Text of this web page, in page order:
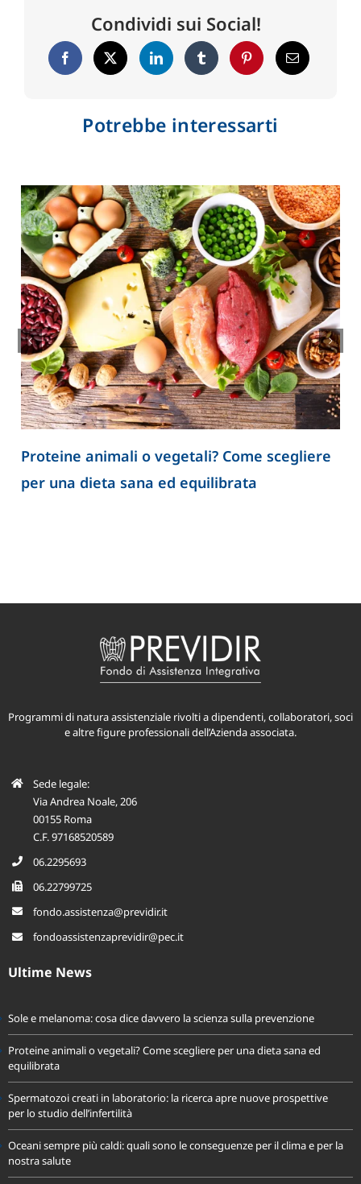
Condividi sui Social!
Potrebbe interessarti
Proteine animali o vegetali? Come scegliere
per una dieta sana ed equilibrata
Programmi di natura assistenziale rivolti a dipendenti, collaboratori, soci
e altre figure professionali dell’Azienda associata.
Sede legale:
Via Andrea Noale, 206
00155 Roma
C.F. 97168520589
06.2295693
06.22799725
fondo.assistenza@previdir.it
fondoassistenzaprevidir@pec.it
Ultime News
Sole e melanoma: cosa dice davvero la scienza sulla prevenzione
Proteine animali o vegetali? Come scegliere per una dieta sana ed
equilibrata
Spermatozoi creati in laboratorio: la ricerca apre nuove prospettive
per lo studio dell’infertilità
Oceani sempre più caldi: quali sono le conseguenze per il clima e per la
nostra salute